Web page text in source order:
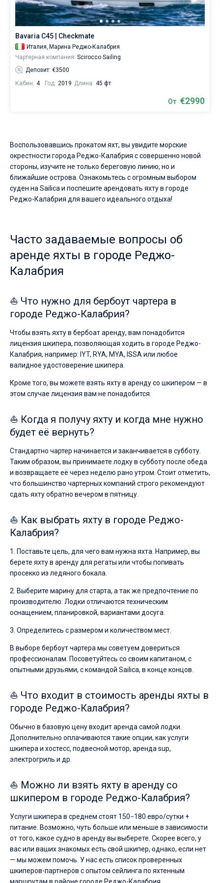
управлять
судном.
каталоге
яхт
аренду
вы
2200€,
как
для
любителей
спокойного
отдыха,
так
которые
представляют
себе
жизни
регионы
яхтинга:
Марина
Реджо-
Калабрия
Bavaria C45 | Checkmate
Италия, Марина Реджо-Калабрия
Чартерная компания: Scirocco Sailing
Депозит: €3500
Кабин: 4 Год: 2019 Длина: 45 фт
От €2990
Воспользовавшись прокатом яхт, вы увидите морские
окрестности города Реджо-Калабрия с совершенно новой
стороны, изучите не только береговую линию, но и
ближайшие острова. Ознакомьтесь с огромным выбором
суден на Sailica и поспешите арендовать яхту в городе
Реджо-Калабрия для вашего идеального отдыха!
Часто задаваемые вопросы об
аренде яхты в городе Реджо-
Калабрия
⛵ Что нужно для бербоут чартера в
городе Реджо-Калабрия?
Чтобы взять яхту в бербоат аренду, вам понадобится
лицензия шкипера, позволяющая ходить в городе Реджо-
Калабрия, например: IYT, RYA, MYA, ISSA или любое
валидное удостоверение шкипера.
Кроме того, вы можете взять яхту в аренду со шкипером — в
этом случае лицензия вам не понадобится.
⛵ Когда я получу яхту и когда мне нужно
будет её вернуть?
Стандартно чартер начинается и заканчивается в субботу.
Таким образом, вы принимаете лодку в субботу после обеда
и возвращаете её через неделю рано утром. Стоит отметить,
что большинство чартерных компаний строго рекомендуют
сдать яхту обратно вечером в пятницу.
⛵ Как выбрать яхту в городе Реджо-
Калабрия?
1. Поставьте цель, для чего вам нужна яхта. Например, вы
берете яхту в аренду для регаты или чтобы попивать
просекко из ледяного бокала.
2. Выберите марину для старта, а так же предпочтение по
производителю. Лодки отличаются техническим
оснащением, планировкой, вариантами досуга.
3. Определитесь с размером и количеством мест.
В выборе бербоут чартера мы советуем довериться
профессионалам. Посоветуйтесь со своим капитаном, с
опытными друзьями, с командой Sailica, в конце концов.
⛵ Что входит в стоимость аренды яхты в
городе Реджо-Калабрия?
Обычно в базовую цену входит аренда самой лодки.
Дополнительно оплачиваются такие опции, как услуги
шкипера и хостесс, подвесной мотор, аренда sup,
электрогриль и др.
⛵ Можно ли взять яхту в аренду со
шкипером в городе Реджо-Калабрия?
Услуги шкипера в среднем стоят 150−180 евро/сутки +
питание. Возможно, чуть больше или меньше в зависимости
от того, какое судно в аренду вы выберете. Скорее всего, у
вас или ваших знакомых есть свой шкипер, однако, если нет
— мы можем помочь. У нас есть список проверенных
шкиперов-партнеров с опытом сейлинга по яхтенным
Без шкипера
Со шкипером